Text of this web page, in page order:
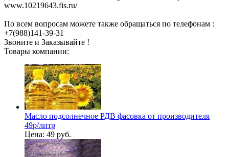
www.10219643.fis.ru/
По всем вопросам можете также обращаться по телефонам :
+7(988)141-39-31
Звоните и Заказывайте !
Товары компании:
Масло подсолнечное РДВ фасовка от производителя
49р/литр
Цена: 49 руб.